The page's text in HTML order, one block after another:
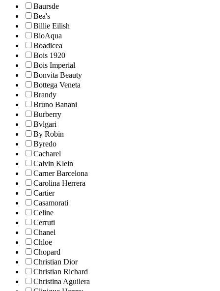
Baursde
Bea's
Billie Eilish
BioAqua
Boadicea
Bois 1920
Bois Imperial
Bonvita Beauty
Bottega Veneta
Brandy
Bruno Banani
Burberry
Bvlgari
By Robin
Byredo
Cacharel
Calvin Klein
Carner Barcelona
Carolina Herrera
Cartier
Casamorati
Celine
Cerruti
Chanel
Chloe
Chopard
Christian Dior
Christian Richard
Christina Aguilera